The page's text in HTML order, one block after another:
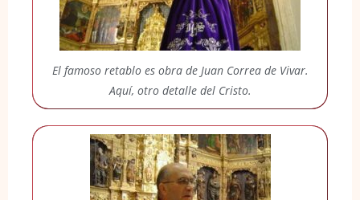
El famoso retablo es obra de Juan Correa de Vivar.
Aquí, otro detalle del Cristo.